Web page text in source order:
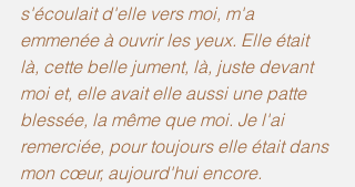
s'écoulait d'elle vers moi, m'a
emmenée à ouvrir les yeux. Elle était
là, cette belle jument, là, juste devant
moi et, elle avait elle aussi une patte
blessée, la même que moi. Je l'ai
remerciée, pour toujours elle était dans
mon cœur, aujourd'hui encore.